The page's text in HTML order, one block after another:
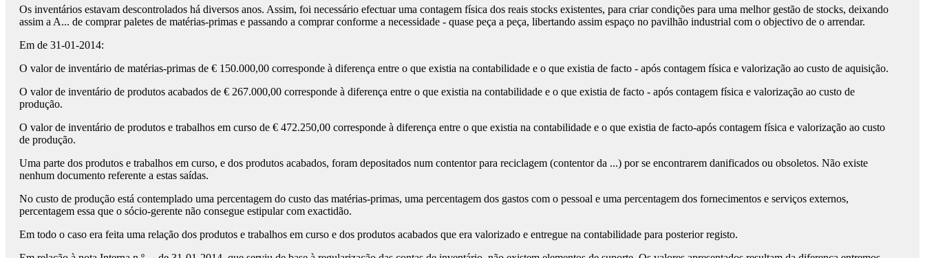
Os inventários estavam descontrolados há diversos anos. Assim, foi necessário efectuar uma contagem física dos reais stocks existentes, para criar condições para uma melhor gestão de stocks, deixando
assim a A... de comprar paletes de matérias-primas e passando a comprar conforme a necessidade - quase peça a peça, libertando assim espaço no pavilhão industrial com o objectivo de o arrendar.
Em de 31-01-2014:
O valor de inventário de matérias-primas de € 150.000,00 corresponde à diferença entre o que existia na contabilidade e o que existia de facto - após contagem física e valorização ao custo de aquisição.
O valor de inventário de produtos acabados de € 267.000,00 corresponde à diferença entre o que existia na contabilidade e o que existia de facto - após contagem física e valorização ao custo de
produção.
O valor de inventário de produtos e trabalhos em curso de € 472.250,00 corresponde à diferença entre o que existia na contabilidade e o que existia de facto-após contagem física e valorização ao custo
de produção.
Uma parte dos produtos e trabalhos em curso, e dos produtos acabados, foram depositados num contentor para reciclagem (contentor da ...) por se encontrarem danificados ou obsoletos. Não existe
nenhum documento referente a estas saídas.
No custo de produção está contemplado uma percentagem do custo das matérias-primas, uma percentagem dos gastos com o pessoal e uma percentagem dos fornecimentos e serviços externos,
percentagem essa que o sócio-gerente não consegue estipular com exactidão.
Em todo o caso era feita uma relação dos produtos e trabalhos em curso e dos produtos acabados que era valorizado e entregue na contabilidade para posterior registo.